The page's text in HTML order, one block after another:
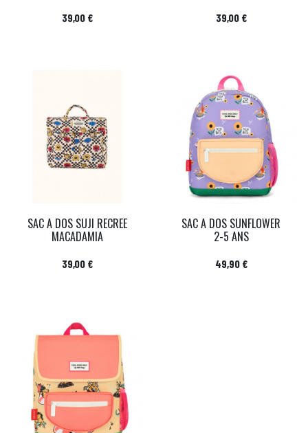
Prix
39,00 € Prix
39,00 €
SAC A DOS SUJI RECREE
MACADAMIA
Prix
39,00 €
SAC A DOS SUNFLOWER
2-5 ANS
Prix
49,90 €